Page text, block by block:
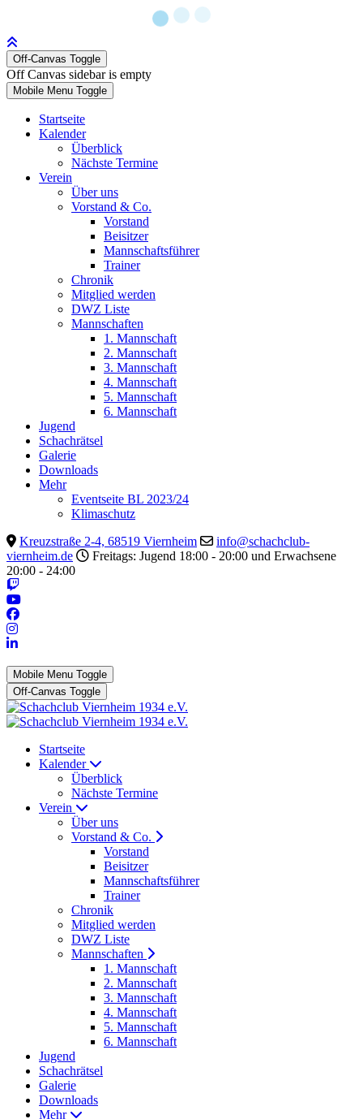
Off-Canvas Toggle
Off Canvas sidebar is empty
Mobile Menu Toggle
Startseite
Kalender
Überblick
Nächste Termine
Verein
Über uns
Vorstand & Co.
Vorstand
Beisitzer
Mannschaftsführer
Trainer
Chronik
Mitglied werden
DWZ Liste
Mannschaften
1. Mannschaft
2. Mannschaft
3. Mannschaft
4. Mannschaft
5. Mannschaft
6. Mannschaft
Jugend
Schachrätsel
Galerie
Downloads
Mehr
Eventseite BL 2023/24
Klimaschutz
Kreuzstraße 2-4, 68519 Viernheim
info@schachclub-
viernheim.de
Freitags: Jugend 18:00 - 20:00 und Erwachsene
20:00 - 24:00
Mobile Menu Toggle
Off-Canvas Toggle
Startseite
Kalender
Überblick
Nächste Termine
Verein
Über uns
Vorstand & Co.
Vorstand
Beisitzer
Mannschaftsführer
Trainer
Chronik
Mitglied werden
DWZ Liste
Mannschaften
1. Mannschaft
2. Mannschaft
3. Mannschaft
4. Mannschaft
5. Mannschaft
6. Mannschaft
Jugend
Schachrätsel
Galerie
Downloads
Mehr